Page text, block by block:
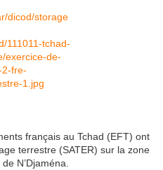
français au Tchad (EFT) ont
terrestre (SATER) sur la zone
N’Djaména.